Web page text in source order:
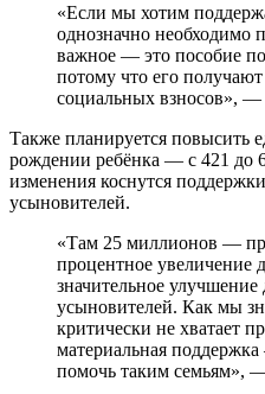
«Если мы хотим
однозначно необходимо
важное — это пособие
потому что его
социальных взносов», —
Также планируется повысить
рождении ребёнка — с 421 до
изменения коснутся
усыновителей.
«Там 25 миллионов —
процентное увеличение
значительное улучшение
усыновителей. Как мы
критически не хватает
материальная
помочь таким семьям»,